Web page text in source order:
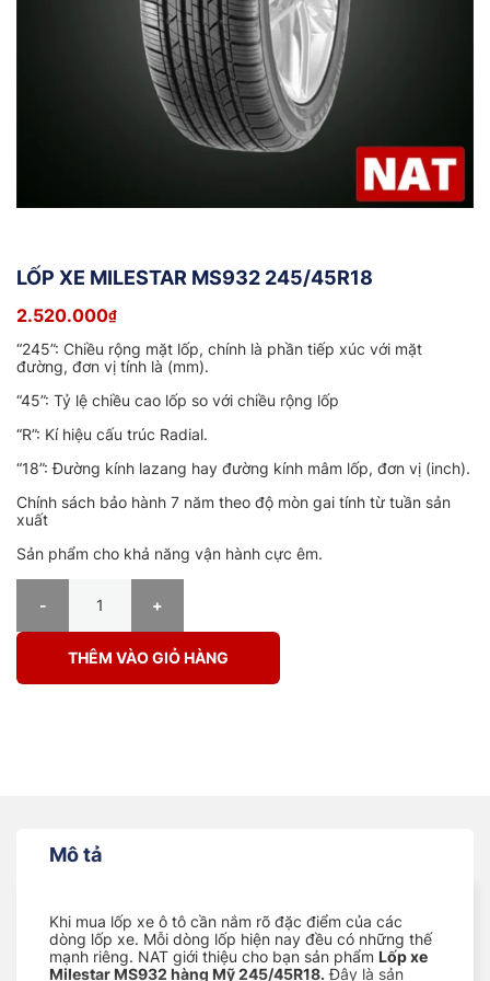
LỐP XE MILESTAR MS932 245/45R18
2.520.000₫
“245”: Chiều rộng mặt lốp, chính là phần tiếp xúc với mặt
đường, đơn vị tính là (mm).
“45”: Tỷ lệ chiều cao lốp so với chiều rộng lốp
“R”: Kí hiệu cấu trúc Radial.
“18”: Đường kính lazang hay đường kính mâm lốp, đơn vị (inch).
Chính sách bảo hành 7 năm theo độ mòn gai tính từ tuần sản
xuất
Sản phẩm cho khả năng vận hành cực êm.
THÊM VÀO GIỎ HÀNG
Mô tả
Khi mua lốp xe ô tô cần nắm rõ đặc điểm của các
dòng lốp xe. Mỗi dòng lốp hiện nay đều có những thế
mạnh riêng. NAT giới thiệu cho bạn sản phẩm Lốp xe
Milestar MS932 hàng Mỹ 245/45R18.Đây là sản